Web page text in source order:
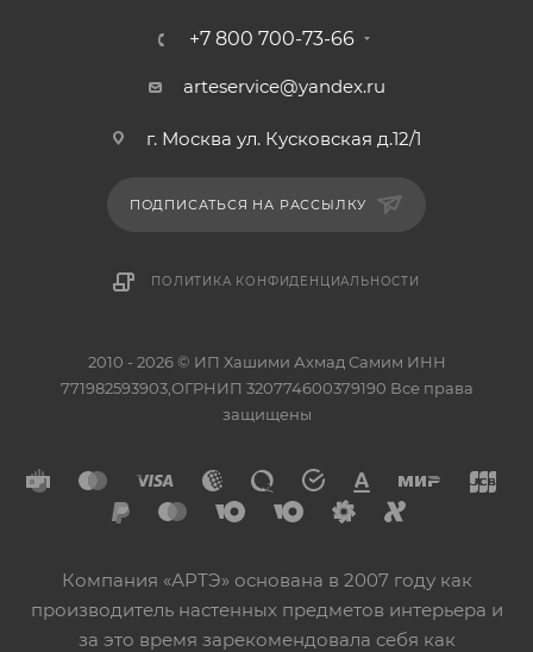
+7 800 700-73-66
arteservice@yandex.ru
г. Москва ул. Кусковская д.12/1
ПОДПИСАТЬСЯ НА РАССЫЛКУ
ПОЛИТИКА КОНФИДЕНЦИАЛЬНОСТИ
2010 - 2026 © ИП Хашими Ахмад Самим ИНН
771982593903,ОГРНИП 320774600379190 Все права
защищены
Компания «АРТЭ» основана в 2007 году как
производитель настенных предметов интерьера и
за это время зарекомендовала себя как